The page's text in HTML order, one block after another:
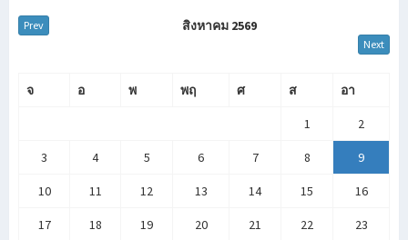
Prev สิงหาคม 2569
Next
จ อ พ พฤ ศ ส อา
1 2
3 4 5 6 7 8 9
10 11 12 13 14 15 16
17 18 19 20 21 22 23